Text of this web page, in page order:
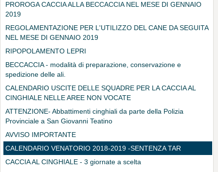
PROROGA CACCIA ALLA BECCACCIA NEL MESE DI GENNAIO
2019
REGOLAMENTAZIONE PER L'UTILIZZO DEL CANE DA SEGUITA
NEL MESE DI GENNAIO 2019
RIPOPOLAMENTO LEPRI
BECCACCIA - modalità di preparazione, conservazione e
spedizione delle ali.
CALENDARIO USCITE DELLE SQUADRE PER LA CACCIA AL
CINGHIALE NELLE AREE NON VOCATE
ATTENZIONE- Abbattimenti cinghiali da parte della Polizia
Provinciale a San Giovanni Teatino
AVVISO IMPORTANTE
CALENDARIO VENATORIO 2018-2019 -SENTENZA TAR
CACCIA AL CINGHIALE - 3 giornate a scelta